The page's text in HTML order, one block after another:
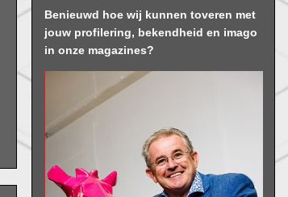
Benieuwd hoe wij kunnen toveren met
jouw profilering, bekendheid en imago
in onze magazines?